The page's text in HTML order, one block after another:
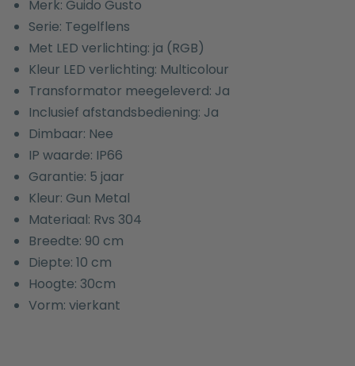
Merk: Guido Gusto
Serie: Tegelflens
Met LED verlichting: ja (RGB)
Kleur LED verlichting: Multicolour
Transformator meegeleverd: Ja
Inclusief afstandsbediening: Ja
Dimbaar: Nee
IP waarde: IP66
Garantie: 5 jaar
Kleur: Gun Metal
Materiaal: Rvs 304
Breedte: 90 cm
Diepte: 10 cm
Hoogte: 30cm
Vorm: vierkant